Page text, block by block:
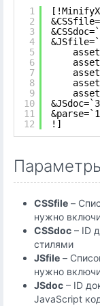
1
2
3
4
5
6
7
8
9
10
11
12
&JSfile=`
!]
CSSfile –
нужно
CSSdoc – ID
стилями
JSfile –
нужно
JSdoc – ID
JavaScript